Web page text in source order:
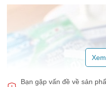
Xem
Bạn gặp vấn đề về sản